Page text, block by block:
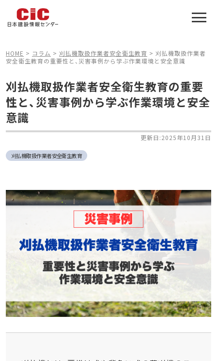
HOME > コラム > 刈払機取扱作業者安全衛生教育 > 刈払機取扱作業者
安全衛生教育の重要性と、災害事例から学ぶ作業環境と安全意識
刈払機取扱作業者安全衛生教育の重要
性と、災害事例から学ぶ作業環境と安全
意識
更新日:2025年10月31日
刈払機取扱作業者安全衛生教育